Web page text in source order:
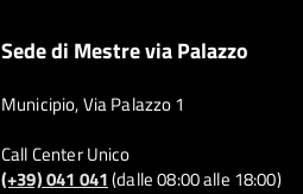
Sede di Mestre via Palazzo
Municipio, Via Palazzo 1
Call Center Unico
(+39) 041 041(dalle 08:00 alle 18:00)